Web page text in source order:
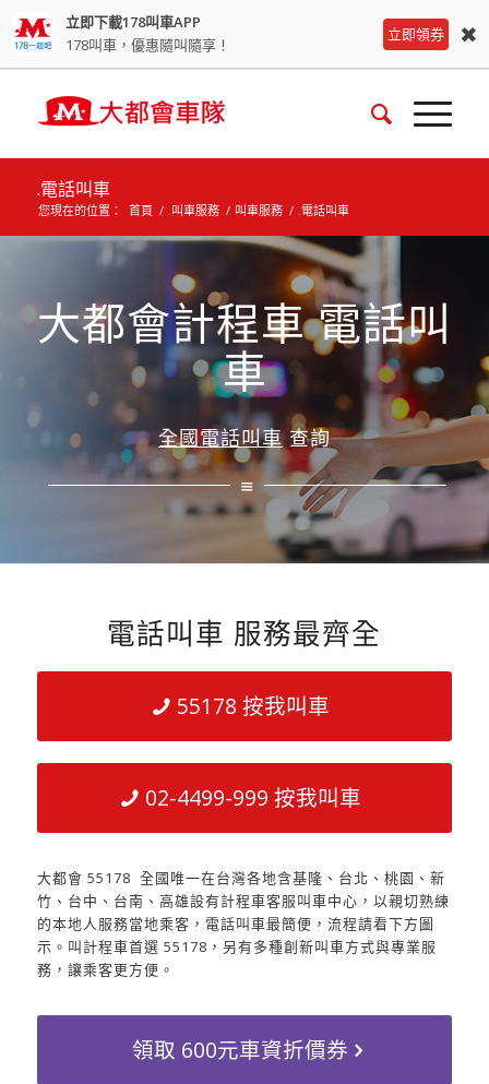
立即下載178叫車APP
178叫車，優惠隨叫隨享！
立即領券 ✖
.電話叫車
您現在的位置： 首頁 / .叫車服務 / 叫車服務 / .電話叫車
大都會計程車 電話叫
車
全國電話叫車查詢
電話叫車 服務最齊全
55178 按我叫車
02-4499-999 按我叫車
大都會 55178 全國唯一在台灣各地含基隆、台北、桃園、新
竹、台中、台南、高雄設有計程車客服叫車中心，以親切熟練
的本地人服務當地乘客，電話叫車最簡便，流程請看下方圖
示。叫計程車首選 55178，另有多種創新叫車方式與專業服
務，讓乘客更方便。
領取 600元車資折價券